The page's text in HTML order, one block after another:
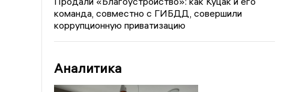
команда, совместно с ГИБДД, совершили
коррупционную приватизацию
Аналитика